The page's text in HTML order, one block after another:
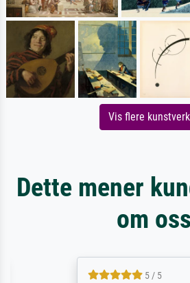
Vis flere
Dette mener
om oss
5 / 5